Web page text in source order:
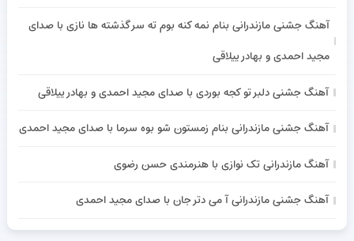
آهنگ جشنی مازندرانی بنام نمه کنه بوم ته سر گذشته ها نازی با صدای
مجید احمدی و بهادر ییلاقی
آهنگ جشنی دلبر تو کجه بوردی با صدای مجید احمدی و بهادر ییلاقی
آهنگ جشنی مازندرانی بنام زمستون شو بوه سرما با صدای مجید احمدی
آهنگ مازندرانی تک نوازی با هنرمندی حسن رضوی
آهنگ جشنی مازندرانی آ می دتر جان با صدای مجید احمدی